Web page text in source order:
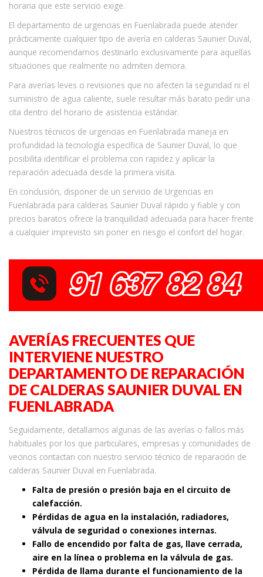
horaria que este servicio exige.
El departamento de urgencias en Fuenlabrada puede atender
prácticamente cualquier tipo de avería en calderas Saunier Duval,
aunque recomendamos destinarlo exclusivamente para aquellas
situaciones que realmente no admiten demora.
Para averías leves o revisiones que no afecten la seguridad ni el
suministro de agua caliente, suele resultar más barato pedir una
cita dentro del horario de asistencia estándar.
Nuestros técnicos de urgencias en Fuenlabrada maneja en
profundidad la tecnología específica de Saunier Duval, lo que
posibilita identificar el problema con rapidez y aplicar la
reparación adecuada desde la primera visita.
En conclusión, disponer de un servicio de Urgencias en
Fuenlabrada para calderas Saunier Duval rápido y fiable y con
precios baratos ofrece la tranquilidad adecuada para hacer frente
a cualquier imprevisto sin poner en riesgo el confort del hogar.
AVERÍAS FRECUENTES QUE
INTERVIENE NUESTRO
DEPARTAMENTO DE REPARACIÓN
DE CALDERAS SAUNIER DUVAL EN
FUENLABRADA
Seguidamente, detallamos algunas de las averías o fallos más
habituales por los que particulares, empresas y comunidades de
vecinos contactan con nuestro servicio técnico de reparación de
calderas Saunier Duval en Fuenlabrada.
Falta de presión o presión baja en el circuito de
calefacción.
Pérdidas de agua en la instalación, radiadores,
válvula de seguridad o conexiones internas.
Fallo de encendido por falta de gas, llave cerrada,
aire en la línea o problema en la válvula de gas.
Pérdida de llama durante el funcionamiento de la